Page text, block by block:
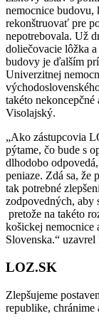
nemocnice budovu,
rekonštruovať pre
nepotrebovala. Už
doliečovacie lôžka
budovy je ďalším
Univerzitnej
takéto
Visolajský.
„Ako zástupcovia
pýtame, čo bude s
dlhodobo
peniaze. Zdá sa, že
tak potrebné
zodpovedných, aby
pretože na takéto
košickej nemocnice
Slovenska.“ uzavrel
LOZ.SK
Zlepšujeme
republike, chránime